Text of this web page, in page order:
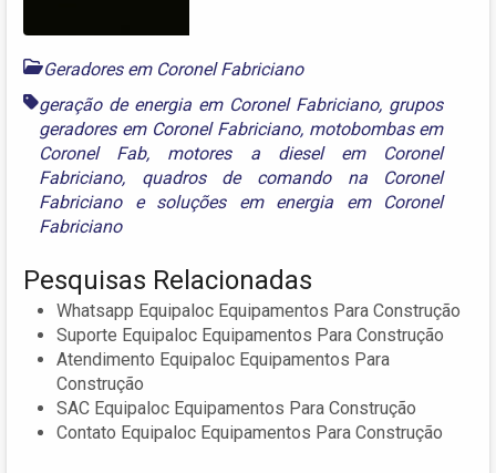
Geradores em Coronel Fabriciano
geração de energia em Coronel Fabriciano, grupos
geradores em Coronel Fabriciano, motobombas em
Coronel Fab, motores a diesel em Coronel
Fabriciano, quadros de comando na Coronel
Fabricianoe soluções em energia em Coronel
Fabriciano
Pesquisas Relacionadas
Whatsapp Equipaloc Equipamentos Para Construção
Suporte Equipaloc Equipamentos Para Construção
Atendimento Equipaloc Equipamentos Para
Construção
SAC Equipaloc Equipamentos Para Construção
Contato Equipaloc Equipamentos Para Construção